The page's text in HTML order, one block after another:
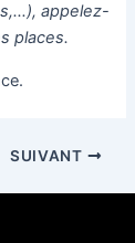
appelez-
places.
SUIVANT